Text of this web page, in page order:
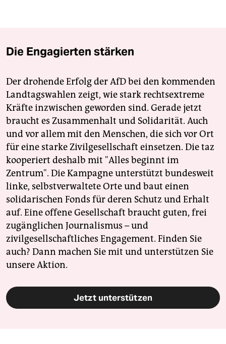
Die Engagierten stärken
Der drohende Erfolg der AfD bei den kommenden
Landtagswahlen zeigt, wie stark rechtsextreme
Kräfte inzwischen geworden sind. Gerade jetzt
braucht es Zusammenhalt und Solidarität. Auch
und vor allem mit den Menschen, die sich vor Ort
für eine starke Zivilgesellschaft einsetzen. Die taz
kooperiert deshalb mit "Alles beginnt im
Zentrum". Die Kampagne unterstützt bundesweit
linke, selbstverwaltete Orte und baut einen
solidarischen Fonds für deren Schutz und Erhalt
auf. Eine offene Gesellschaft braucht guten, frei
zugänglichen Journalismus – und
zivilgesellschaftliches Engagement. Finden Sie
auch? Dann machen Sie mit und unterstützen Sie
unsere Aktion.
Jetzt unterstützen